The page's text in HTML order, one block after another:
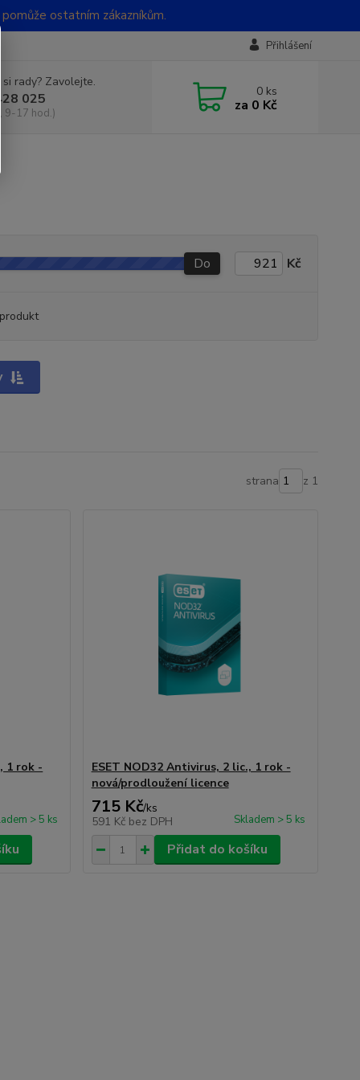
ostatním zákazníkům.
Přihlášení
si rady? Zavolejte.
025
9-17 hod.)
0 ks
za 0 Kč
Do Kč
strana z 1
1 rok -
> 5 ks
ESET NOD32 Antivirus, 2 lic., 1 rok -
nová/prodloužení licence
715 Kč/ks
591 Kč bez DPH Skladem > 5 ks
Přidat do košíku